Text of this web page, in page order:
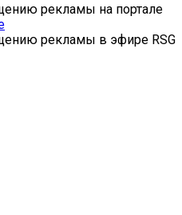
рекламы на портале
рекламы в эфире RSG